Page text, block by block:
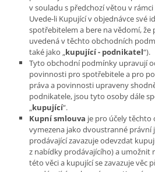
v souladu s předchozí větou v
Uvede-li Kupující v objednávce své
spotřebitelem a bere na vědomí, že
uvedená v těchto obchodních
také jako „kupující - podnikatel“).
Tyto obchodní podmínky upravují
povinnosti pro spotřebitele a pro
práva a povinnosti upraveny
podnikatele, jsou tyto osoby dále
„kupující“.
Kupní smlouva je pro účely
vymezena jako dvoustranné právní
prodávající zavazuje odevzdat
z nabídky prodávajícího) a umožnit
této věci a kupující se zavazuje věc